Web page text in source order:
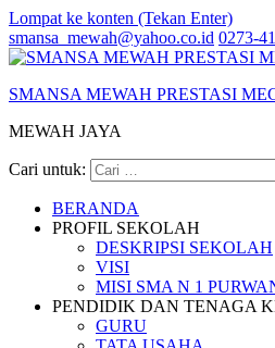
Lompat ke konten (Tekan Enter)
smansa_mewah@yahoo.co.id 0273-
SMANSA MEWAH PRESTASI
MEWAH JAYA
Cari untuk:
BERANDA
PROFIL SEKOLAH
DESKRIPSI SEKOLAH
VISI
MISI SMA N 1
PENDIDIK DAN TENAGA
GURU